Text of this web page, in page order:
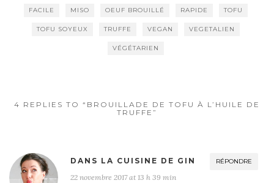
FACILE MISO OEUF BROUILLÉ RAPIDE TOFU
TOFU SOYEUX TRUFFE VEGAN VEGETALIEN
VÉGÉTARIEN
4 REPLIES TO “BROUILLADE DE TOFU À L’HUILE DE
TRUFFE”
DANS LA CUISINE DE GIN RÉPONDRE
22 novembre 2017 at 13 h 39 min